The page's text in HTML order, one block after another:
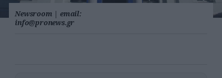
Newsroom | email:
info@pronews.gr